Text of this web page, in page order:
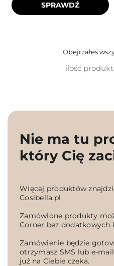
SPRAWDŹ
Obejrzałeś
ilość
Nie ma tu
który Cię
Więcej produktów
Cosibella.pl
Zamówione produkty
Corner bez dodatkowych
Zamówienie będzie
otrzymasz SMS lub e-
już na Ciebie czeka.